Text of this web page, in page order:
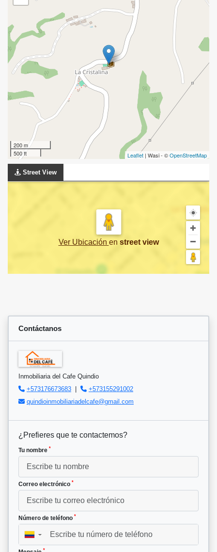
200 m
500 ft
Leaflet | Wasi - ©OpenStreetMap
Street View
Ver Ubicación en street view
Contáctanos
Inmobiliaria del Cafe Quindio
+573176673683 |
+573155291002
quindioinmobiliariadelcafe@gmail.com
¿Prefieres que te contactemos?
Tu nombre *
Correo electrónico *
Número de teléfono *
▼
*